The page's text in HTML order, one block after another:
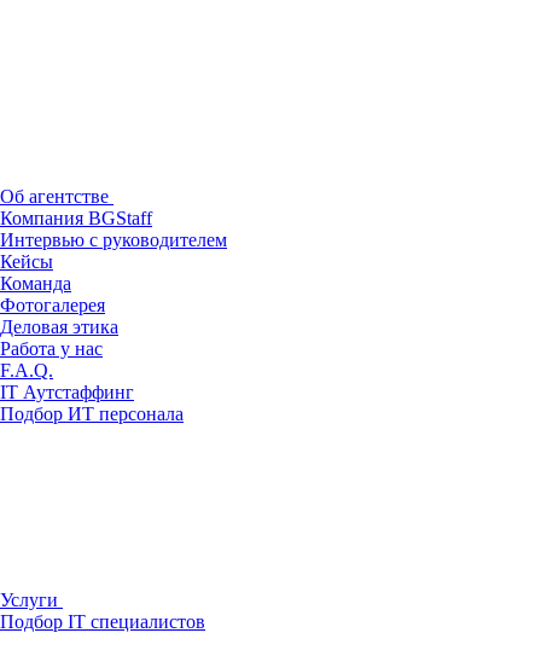
Об агентстве
Компания BGStaff
Интервью с руководителем
Кейсы
Команда
Фотогалерея
Деловая этика
Работа у нас
F.A.Q.
IT Аутстаффинг
Подбор ИТ персонала
Услуги
Подбор IT специалистов